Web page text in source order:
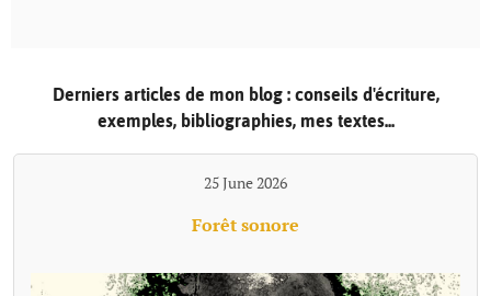
Derniers articles de mon blog : conseils d'écriture,
exemples, bibliographies, mes textes...
25 June 2026
Forêt sonore